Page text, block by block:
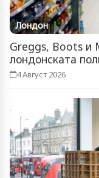
Лондон
Greggs, Boots и
лондонската
4 Август 2026